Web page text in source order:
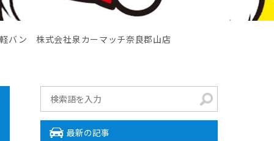
バン 株式会社泉カーマッチ奈良郡山店
最新の記事